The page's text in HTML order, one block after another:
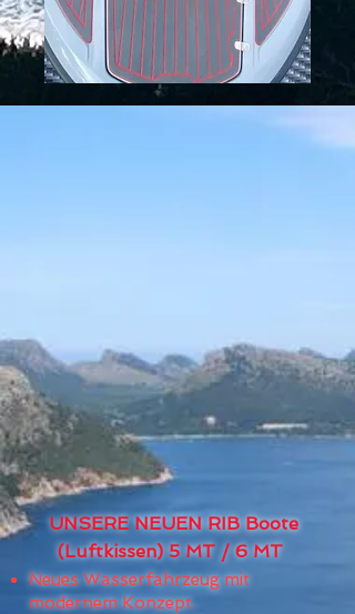
Neues Wasserfahrzeug mit
modernem Konzept.
UNSERE NEUEN RIB Boote
(Luftkissen) 5 MT / 6 MT